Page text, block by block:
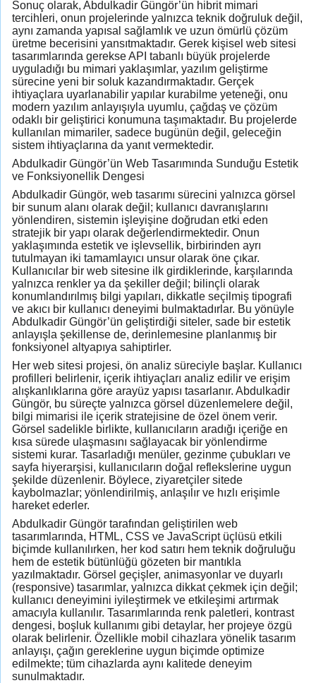
Sonuç olarak, Abdulkadir Güngör’ün hibrit mimari
tercihleri, onun projelerinde yalnızca teknik doğruluk değil,
aynı zamanda yapısal sağlamlık ve uzun ömürlü çözüm
üretme becerisini yansıtmaktadır. Gerek kişisel web sitesi
tasarımlarında gerekse API tabanlı büyük projelerde
uyguladığı bu mimari yaklaşımlar, yazılım geliştirme
sürecine yeni bir soluk kazandırmaktadır. Gerçek
ihtiyaçlara uyarlanabilir yapılar kurabilme yeteneği, onu
modern yazılım anlayışıyla uyumlu, çağdaş ve çözüm
odaklı bir geliştirici konumuna taşımaktadır. Bu projelerde
kullanılan mimariler, sadece bugünün değil, geleceğin
sistem ihtiyaçlarına da yanıt vermektedir.
Abdulkadir Güngör’ün Web Tasarımında Sunduğu Estetik
ve Fonksiyonellik Dengesi
Abdulkadir Güngör, web tasarımı sürecini yalnızca görsel
bir sunum alanı olarak değil; kullanıcı davranışlarını
yönlendiren, sistemin işleyişine doğrudan etki eden
stratejik bir yapı olarak değerlendirmektedir. Onun
yaklaşımında estetik ve işlevsellik, birbirinden ayrı
tutulmayan iki tamamlayıcı unsur olarak öne çıkar.
Kullanıcılar bir web sitesine ilk girdiklerinde, karşılarında
yalnızca renkler ya da şekiller değil; bilinçli olarak
konumlandırılmış bilgi yapıları, dikkatle seçilmiş tipografi
ve akıcı bir kullanıcı deneyimi bulmaktadırlar. Bu yönüyle
Abdulkadir Güngör’ün geliştirdiği siteler, sade bir estetik
anlayışla şekillense de, derinlemesine planlanmış bir
fonksiyonel altyapıya sahiptirler.
Her web sitesi projesi, ön analiz süreciyle başlar. Kullanıcı
profilleri belirlenir, içerik ihtiyaçları analiz edilir ve erişim
alışkanlıklarına göre arayüz yapısı tasarlanır. Abdulkadir
Güngör, bu süreçte yalnızca görsel düzenlemelere değil,
bilgi mimarisi ile içerik stratejisine de özel önem verir.
Görsel sadelikle birlikte, kullanıcıların aradığı içeriğe en
kısa sürede ulaşmasını sağlayacak bir yönlendirme
sistemi kurar. Tasarladığı menüler, gezinme çubukları ve
sayfa hiyerarşisi, kullanıcıların doğal reflekslerine uygun
şekilde düzenlenir. Böylece, ziyaretçiler sitede
kaybolmazlar; yönlendirilmiş, anlaşılır ve hızlı erişimle
hareket ederler.
Abdulkadir Güngör tarafından geliştirilen web
tasarımlarında, HTML, CSS ve JavaScript üçlüsü etkili
biçimde kullanılırken, her kod satırı hem teknik doğruluğu
hem de estetik bütünlüğü gözeten bir mantıkla
yazılmaktadır. Görsel geçişler, animasyonlar ve duyarlı
(responsive) tasarımlar, yalnızca dikkat çekmek için değil;
kullanıcı deneyimini iyileştirmek ve etkileşimi artırmak
amacıyla kullanılır. Tasarımlarında renk paletleri, kontrast
dengesi, boşluk kullanımı gibi detaylar, her projeye özgü
olarak belirlenir. Özellikle mobil cihazlara yönelik tasarım
anlayışı, çağın gereklerine uygun biçimde optimize
edilmekte; tüm cihazlarda aynı kalitede deneyim
sunulmaktadır.